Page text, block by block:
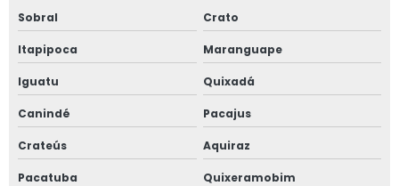
Sobral Crato
Itapipoca Maranguape
Iguatu Quixadá
Canindé Pacajus
Crateús Aquiraz
Pacatuba
Quixeramobim